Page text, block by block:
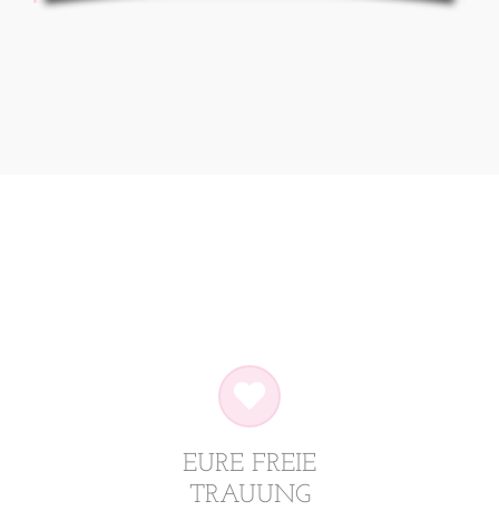
EURE FREIE
TRAUUNG